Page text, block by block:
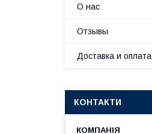
О нас
Отзывы
Доставка и оплата
КОНТАКТИ